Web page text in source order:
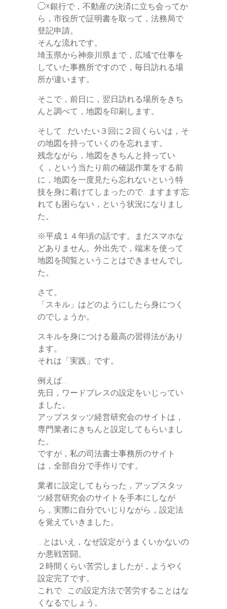
◯☓銀行で，不動産の決済に立ち会ってか
ら，市役所で証明書を取って，法務局で
登記申請。
そんな流れです。
埼玉県から神奈川県まで，広域で仕事を
していた事務所ですので，毎日訪れる場
所が違います。
そこで，前日に，翌日訪れる場所をきち
んと調べて，地図を印刷します。
そして…だいたい３回に２回くらいは，そ
の地図を持っていくのを忘れます。
残念ながら，地図をきちんと持ってい
く，という当たり前の確認作業をする前
に，地図を一度見たら忘れないという特
技を身に着けてしまったので…ますます忘
れても困らない，という状況になりまし
た。
※平成１４年頃の話です。まだスマホな
どありません。外出先で，端末を使って
地図を閲覧ということはできませんでし
た。
さて。
「スキル」はどのようにしたら身につく
のでしょうか。
スキルを身につける最高の習得法があり
ます。
それは「実践」です。
例えば…
先日，ワードプレスの設定をいじってい
ました。
アップスタッツ経営研究会のサイトは，
専門業者にきちんと設定してもらいまし
た。
ですが，私の司法書士事務所のサイト
は，全部自分で手作りです。
業者に設定してもらった，アップスタッ
ツ経営研究会のサイトを手本にしなが
ら，実際に自分でいじりながら，設定法
を覚えていきました。
…とはいえ，なぜ設定がうまくいかないの
か悪戦苦闘。
２時間くらい苦労しましたが，ようやく
設定完了です。
これで…この設定方法で苦労することはな
くなるでしょう。